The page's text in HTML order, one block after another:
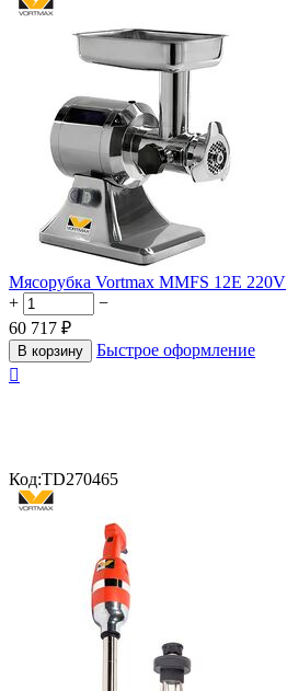
Мясорубка Vortmax MMFS 12E 220V
+
−
60 717 ₽
В корзину
Быстрое оформление

Код:TD270465